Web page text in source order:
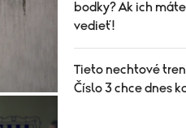
bodky? Ak ich
vedieť!
Tieto nechtové
Číslo 3 chce dnes